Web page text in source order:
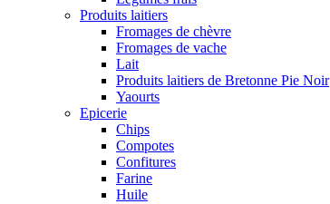
Produits laitiers
Fromages de chèvre
Fromages de vache
Lait
Produits laitiers de Bretonne Pie Noir
Yaourts
Epicerie
Chips
Compotes
Confitures
Farine
Huile